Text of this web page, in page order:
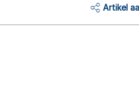
Artikel